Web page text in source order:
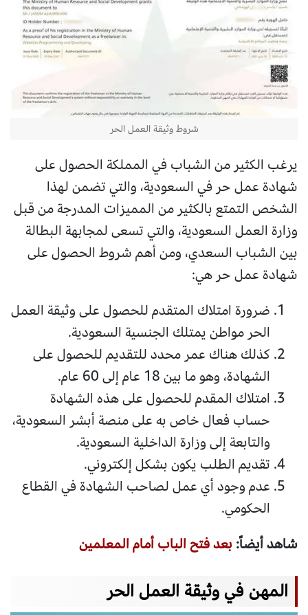
شروط وثيقة العمل الحر
يرغب الكثير من الشباب في المملكة الحصول على
شهادة عمل حر في السعودية، والتي تضمن لهذا
الشخص التمتع بالكثير من المميزات المدرجة من قبل
وزارة العمل السعودية، والتي تسعى لمجابهة البطالة
بين الشباب السعدي، ومن أهم شروط الحصول على
شهادة عمل حر هي:
ضرورة امتلاك المتقدم للحصول على وثيقة العمل
الحر مواطن يمتلك الجنسية السعودية.
كذلك هناك عمر محدد للتقديم للحصول على
الشهادة، وهو ما بين 18 عام إلى 60 عام.
امتلاك المقدم للحصول على هذه الشهادة
حساب فعال خاص به على منصة أبشر السعودية،
والتابعة إلى وزارة الداخلية السعودية.
تقديم الطلب يكون بشكل إلكتروني.
عدم وجود أي عمل لصاحب الشهادة في القطاع
الحكومي.
شاهد أيضاً: بعد فتح الباب أمام المعلمين
المهن في وثيقة العمل الحر